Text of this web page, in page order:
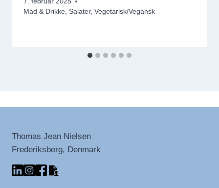
Mad & Drikke, Salater, Vegetarisk/Vegansk
Thomas Jean Nielsen
Frederiksberg, Denmark